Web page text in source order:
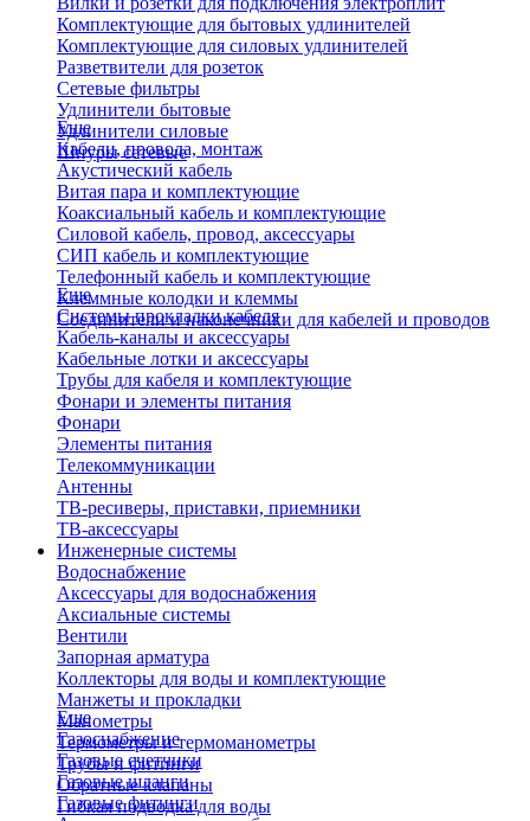
Комплектующие для бытовых удлинителей
Комплектующие для силовых удлинителей
Разветвители для розеток
Сетевые фильтры
Удлинители бытовые
Удлинители силовые
Шнуры сетевые
Еще
Кабели, провода, монтаж
Акустический кабель
Витая пара и комплектующие
Коаксиальный кабель и комплектующие
Силовой кабель, провод, аксессуары
СИП кабель и комплектующие
Телефонный кабель и комплектующие
Клеммные колодки и клеммы
Соединители и наконечники для кабелей и проводов
Еще
Системы прокладки кабеля
Кабель-каналы и аксессуары
Кабельные лотки и аксессуары
Трубы для кабеля и комплектующие
Фонари и элементы питания
Фонари
Элементы питания
Телекоммуникации
Антенны
ТВ-ресиверы, приставки, приемники
ТВ-аксессуары
Инженерные системы
Водоснабжение
Аксессуары для водоснабжения
Аксиальные системы
Вентили
Запорная арматура
Коллекторы для воды и комплектующие
Манжеты и прокладки
Манометры
Термометры и термоманометры
Трубы и фитинги
Обратные клапаны
Гибкая подводка для воды
Еще
Газоснабжение
Газовые счетчики
Газовые шланги
Газовые фитинги